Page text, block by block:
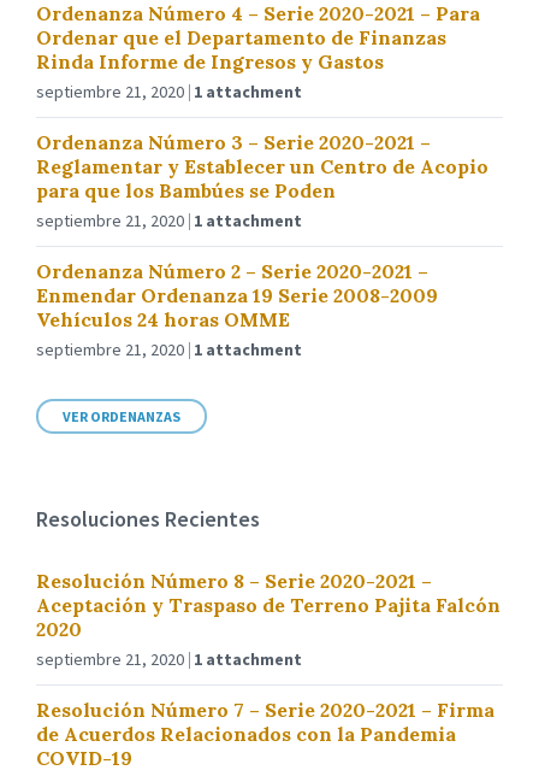
Ordenanza Número 4 – Serie 2020-2021 – Para
Ordenar que el Departamento de Finanzas
Rinda Informe de Ingresos y Gastos
septiembre 21, 2020 1 attachment
Ordenanza Número 3 – Serie 2020-2021 –
Reglamentar y Establecer un Centro de Acopio
para que los Bambúes se Poden
septiembre 21, 2020 1 attachment
Ordenanza Número 2 – Serie 2020-2021 –
Enmendar Ordenanza 19 Serie 2008-2009
Vehículos 24 horas OMME
septiembre 21, 2020 1 attachment
VER ORDENANZAS
Resoluciones Recientes
Resolución Número 8 – Serie 2020-2021 –
Aceptación y Traspaso de Terreno Pajita Falcón
2020
septiembre 21, 2020 1 attachment
Resolución Número 7 – Serie 2020-2021 – Firma
de Acuerdos Relacionados con la Pandemia
COVID-19